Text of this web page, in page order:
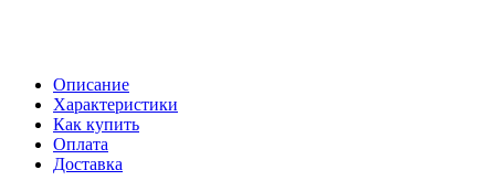
Описание
Характеристики
Как купить
Оплата
Доставка